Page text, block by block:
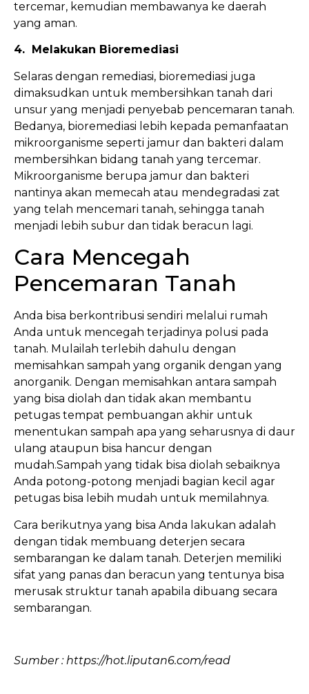
tercemar, kemudian membawanya ke daerah
yang aman.
4. Melakukan Bioremediasi
Selaras dengan remediasi, bioremediasi juga
dimaksudkan untuk membersihkan tanah dari
unsur yang menjadi penyebab pencemaran tanah.
Bedanya, bioremediasi lebih kepada pemanfaatan
mikroorganisme seperti jamur dan bakteri dalam
membersihkan bidang tanah yang tercemar.
Mikroorganisme berupa jamur dan bakteri
nantinya akan memecah atau mendegradasi zat
yang telah mencemari tanah, sehingga tanah
menjadi lebih subur dan tidak beracun lagi.
Cara Mencegah
Pencemaran Tanah
Anda bisa berkontribusi sendiri melalui rumah
Anda untuk mencegah terjadinya polusi pada
tanah. Mulailah terlebih dahulu dengan
memisahkan sampah yang organik dengan yang
anorganik. Dengan memisahkan antara sampah
yang bisa diolah dan tidak akan membantu
petugas tempat pembuangan akhir untuk
menentukan sampah apa yang seharusnya di daur
ulang ataupun bisa hancur dengan
mudah.Sampah yang tidak bisa diolah sebaiknya
Anda potong-potong menjadi bagian kecil agar
petugas bisa lebih mudah untuk memilahnya.
Cara berikutnya yang bisa Anda lakukan adalah
dengan tidak membuang deterjen secara
sembarangan ke dalam tanah. Deterjen memiliki
sifat yang panas dan beracun yang tentunya bisa
merusak struktur tanah apabila dibuang secara
sembarangan.
Sumber : https://hot.liputan6.com/read